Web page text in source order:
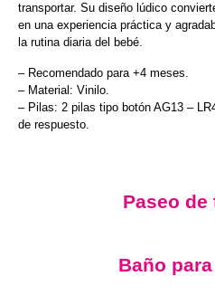
transportar. Su diseño lúdico
en una experiencia práctica y
la rutina diaria del bebé.
– Recomendado para +4 meses.
– Material: Vinilo.
– Pilas: 2 pilas tipo botón AG13 –
de respuesto.
Paseo de
Baño